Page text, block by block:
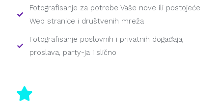
Fotografisanje za potrebe Vaše nove ili postojeće
Web stranice i društvenih mreža
Fotografisanje poslovnih i privatnih događaja,
proslava, party-ja i slično